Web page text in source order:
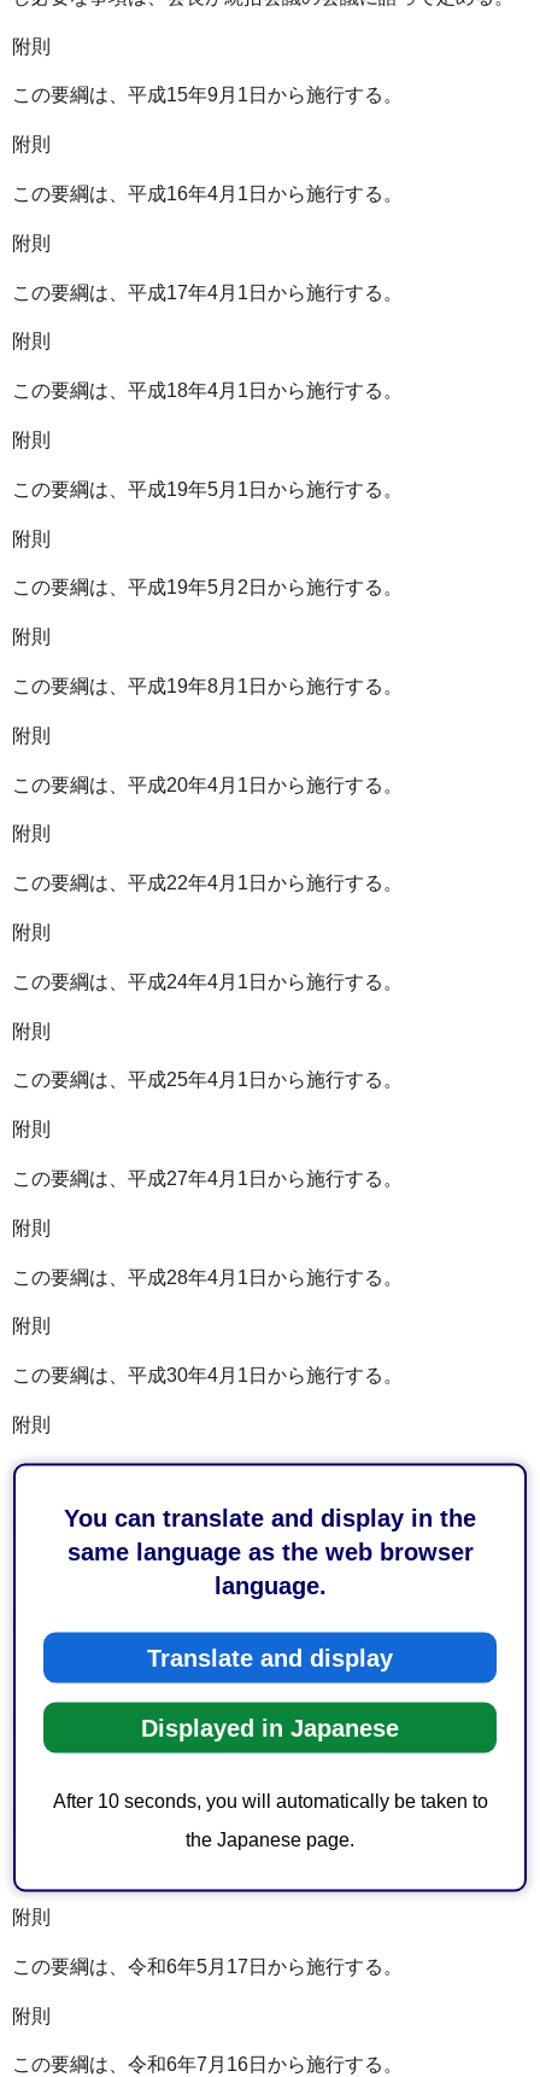
You can translate and display in the
same language as the web browser
language.
Translate and display
Displayed in Japanese
After 10 seconds, you will automatically be taken to
the Japanese page.
附則
この要綱は、平成15年9月1日から施行する。
附則
この要綱は、平成16年4月1日から施行する。
附則
この要綱は、平成17年4月1日から施行する。
附則
この要綱は、平成18年4月1日から施行する。
附則
この要綱は、平成19年5月1日から施行する。
附則
この要綱は、平成19年5月2日から施行する。
附則
この要綱は、平成19年8月1日から施行する。
附則
この要綱は、平成20年4月1日から施行する。
附則
この要綱は、平成22年4月1日から施行する。
附則
この要綱は、平成24年4月1日から施行する。
附則
この要綱は、平成25年4月1日から施行する。
附則
この要綱は、平成27年4月1日から施行する。
附則
この要綱は、平成28年4月1日から施行する。
附則
この要綱は、平成30年4月1日から施行する。
附則
この要綱は、令和3年4月1日から施行する。
この要綱は、令和4年4月1日から施行する。
この要綱は、令和5年4月1日から施行する。
附則
附則
この要綱は、令和6年5月17日から施行する。
附則
この要綱は、令和6年7月16日から施行する。